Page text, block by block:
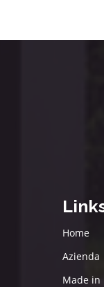
Home
Azienda
Made in